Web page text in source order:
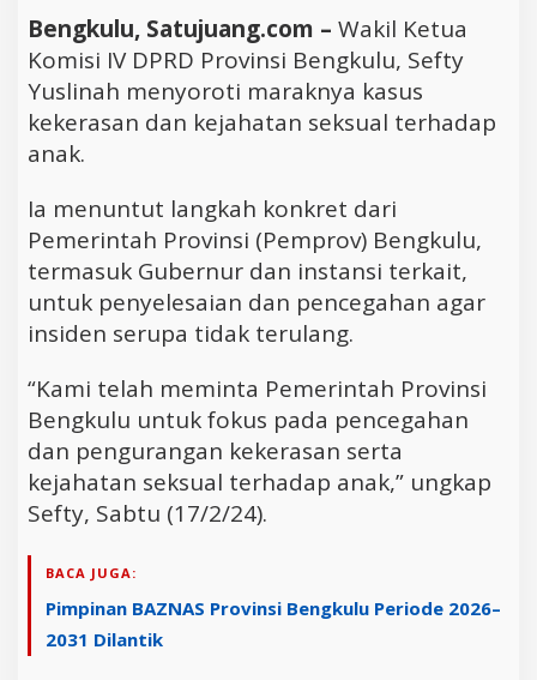
Bengkulu, Satujuang.com – Wakil Ketua
Komisi IV DPRD Provinsi Bengkulu, Sefty
Yuslinah menyoroti maraknya kasus
kekerasan dan kejahatan seksual terhadap
anak.
Ia menuntut langkah konkret dari
Pemerintah Provinsi (Pemprov) Bengkulu,
termasuk Gubernur dan instansi terkait,
untuk penyelesaian dan pencegahan agar
insiden serupa tidak terulang.
“Kami telah meminta Pemerintah Provinsi
Bengkulu untuk fokus pada pencegahan
dan pengurangan kekerasan serta
kejahatan seksual terhadap anak,” ungkap
Sefty, Sabtu (17/2/24).
BACA JUGA:
Pimpinan BAZNAS Provinsi Bengkulu Periode 2026–
2031 Dilantik